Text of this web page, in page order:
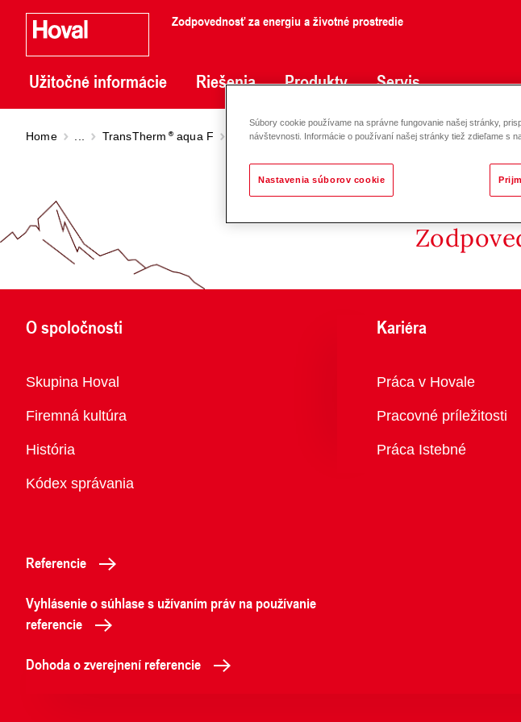
Zodpovednosť za energiu a životné prostredie
Užitočné informácie Riešenia Produkty Servis
Home TransTherm aqua F TransTherm aqua F WT bez medi (6-10)-(6-50)
O spoločnosti
Prehľad
Skupina Hoval
Firemná kultúra
História
Kódex správania
Kariéra
Prehľad
Práca v Hovale
Pracovné príležitosti
Práca Istebné
Referencie
Vyhlásenie o súhlase s užívaním práv na používanie
referencie
Dohoda o zverejnení referencie
Súbory cookie používame na správne fungovanie našej stránky,
návštevnosti. Informácie o používaní našej stránky tiež zdieľame s
Nastavenia súborov cookie